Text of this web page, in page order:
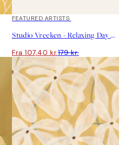
40%*
FEATURED ARTISTS
Studio Vreeken - Relaxing Day No1 Plakat
Fra 107,40 kr.179 kr.